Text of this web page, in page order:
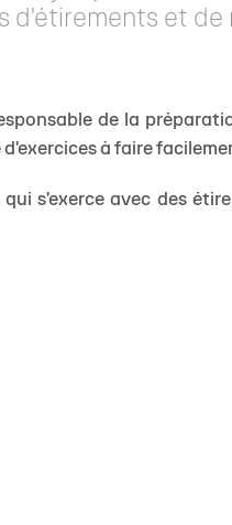
d'étirements et
de la
à faire
s'exerce avec des